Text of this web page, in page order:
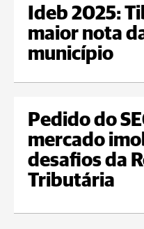
Ideb 2025:
maior nota
município
Pedido do
mercado
desafios da
Tributária